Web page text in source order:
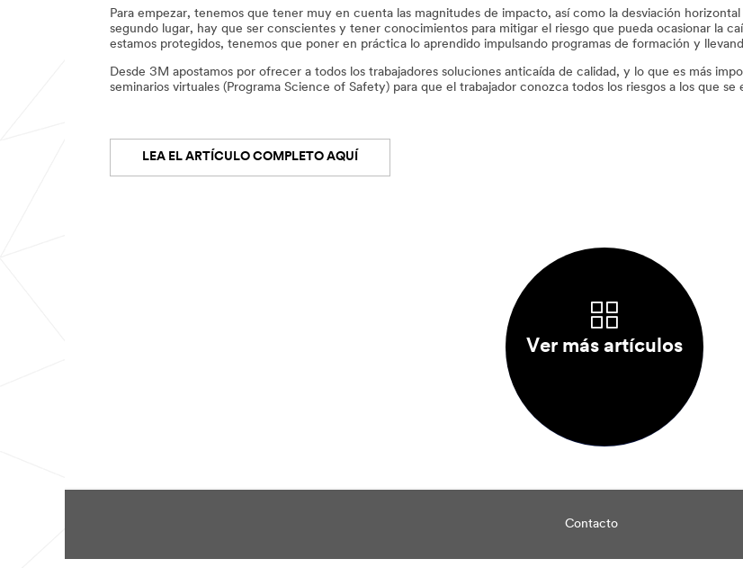
Para empezar, tenemos que tener muy en cuenta las magnitudes de impacto, así como la desviación
segundo lugar, hay que ser conscientes y tener conocimientos para mitigar el riesgo que pueda ocasionar la
estamos protegidos, tenemos que poner en práctica lo aprendido impulsando programas de formación y
Desde 3M apostamos por ofrecer a todos los trabajadores soluciones anticaída de calidad, y lo que es más
seminarios virtuales (Programa Science of Safety) para que el trabajador conozca todos los riesgos a los que
LEA EL ARTÍCULO COMPLETO AQUÍ
Ver más artículos
Contacto